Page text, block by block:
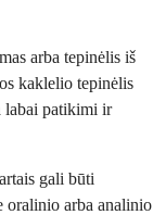
arba tepinėlis iš
kaklelio tepinėlis
labai patikimi ir
gali būti
oralinio arba analinio